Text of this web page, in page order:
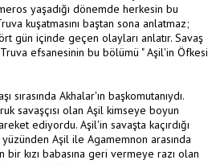
yaşadığı dönemde herkesin bu
kuşatmasını baştan sona anlatmaz;
gün içinde geçen olayları anlatır. Savaş
efsanesinin bu bölümü " Aşil'in Öfkesi
sırasında Akhalar'ın başkomutanıydı.
savaşçısı olan Aşil kimseye boyun
ediyordu. Aşil'in savaşta kaçırdığı
yüzünden Aşil ile Agamemnon arasında
bir kızı babasına geri vermeye razı olan